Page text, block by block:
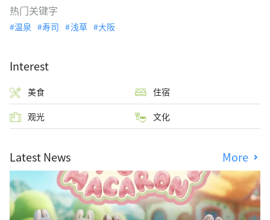
热门关键字
温泉 寿司 浅草 大阪
Interest
美食 住宿
观光 文化
Latest News More